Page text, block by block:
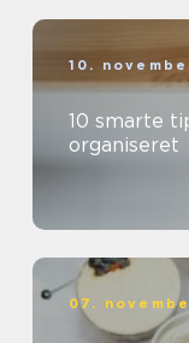
10.
10 smarte
organiseret
07.